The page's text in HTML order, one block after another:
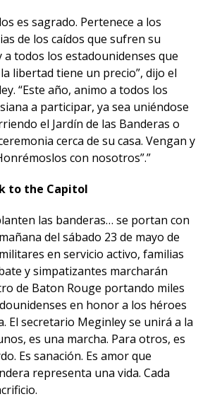
es sagrado. Pertenece a los
de los caídos que sufren su
a todos los estadounidenses que
libertad tiene un precio”, dijo el
“Este año, animo a todos los
a participar, ya sea uniéndose
el Jardín de las Banderas o
cerca de su casa. Vengan y
con nosotros”.”
to the Capitol
las banderas… se portan con
del sábado 23 de mayo de
en servicio activo, familias
y simpatizantes marcharán
de Baton Rouge portando miles
en honor a los héroes
El secretario Meginley se unirá a la
es una marcha. Para otros, es
Es sanación. Es amor que
representa una vida. Cada